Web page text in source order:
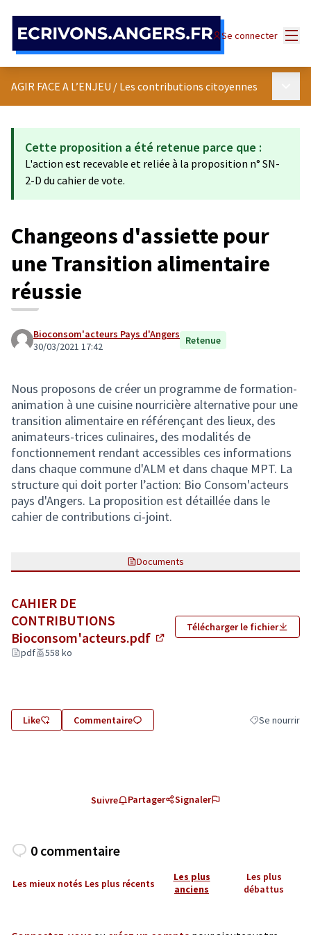
Se connecter
AGIR FACE A L’ENJEU / Les contributions citoyennes
Cette proposition a été retenue parce que :
L'action est recevable et reliée à la proposition n° SN-
2-D du cahier de vote.
Changeons d'assiette pour
une Transition alimentaire
réussie
Bioconsom'acteurs Pays d'Angers
30/03/2021 17:42
Retenue
Nous proposons de créer un programme de formation-
animation à une cuisine nourricière alternative pour une
transition alimentaire en référençant des lieux, des
animateurs-trices culinaires, des modalités de
fonctionnement rendant accessibles ces informations
dans chaque commune d'ALM et dans chaque MPT. La
structure qui doit porter l’action: Bio Consom'acteurs
pays d'Angers. La proposition est détaillée dans le
cahier de contributions ci-joint.
Documents
CAHIER DE
CONTRIBUTIONS
Bioconsom'acteurs.pdf
pdf 558 ko
Télécharger le fichier
Like Commentaire Filtrer les
Se nourrir
Suivre Partager Signaler
0 commentaire
Les mieux notés Les plus récents
Les plus
anciens
Les plus
débattus